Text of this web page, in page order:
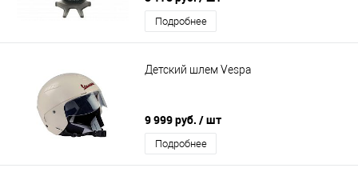
Подробнее
Детский шлем Vespa
9 999 руб. / шт
Подробнее